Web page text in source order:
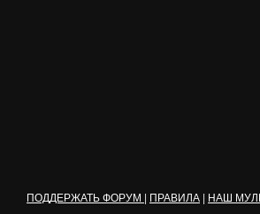
ПОДДЕРЖАТЬ ФОРУМ ПРАВИЛА
НАШ